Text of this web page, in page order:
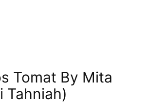
Tomat By Mita
Tahniah)